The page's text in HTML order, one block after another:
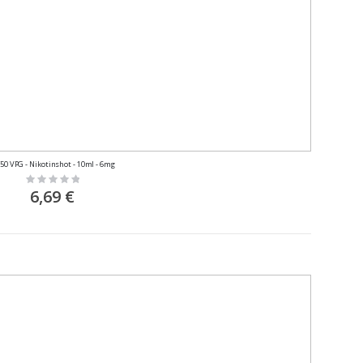
VPG - Nikotinshot - 10ml - 6mg
Rating:
0%
6,69 €